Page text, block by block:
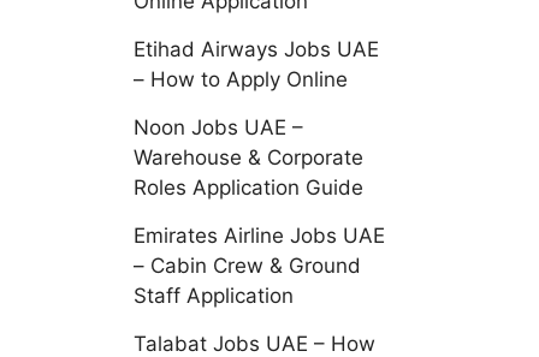
Etihad Airways Jobs UAE
– How to Apply Online
Noon Jobs UAE –
Warehouse & Corporate
Roles Application Guide
Emirates Airline Jobs UAE
– Cabin Crew & Ground
Staff Application
Talabat Jobs UAE – How